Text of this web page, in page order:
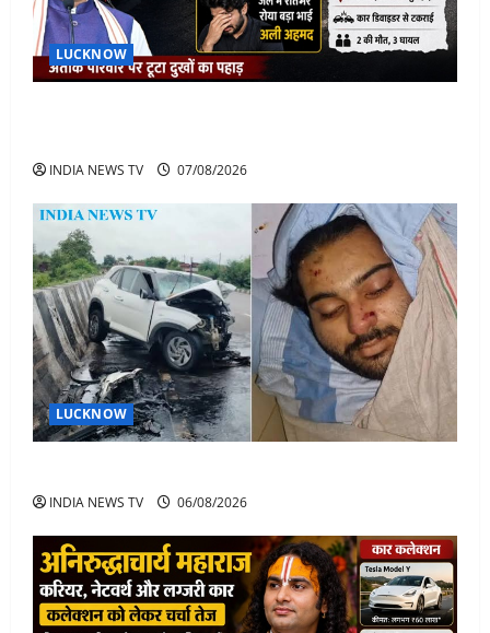
LUCKNOW
INDIA NEWS TV 07/08/2026
LUCKNOW
INDIA NEWS TV 06/08/2026